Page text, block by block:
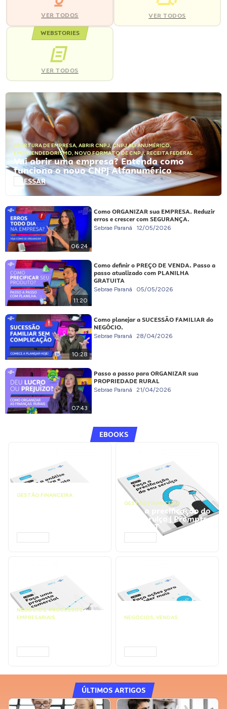
VER TODOS VER TODOS
WEBSTORIES
VER TODOS
ABERTURA DE EMPRESA, ABRIR CNPJ,CNPJ ALFANUMÉRICO,
EMPREENDEDORISMO, NOVO FORMATO DE CNPJ,RECEITA FEDERAL
Vai abrir uma empresa? Entenda como
funciona o novo CNPJ Alfanumérico
ACESSAR
06:24
Como ORGANIZAR sua EMPRESA. Reduzir
erros e crescer com SEGURANÇA.
Sebrae Paraná 12/05/2026
11:20
Como definir o PREÇO DE VENDA. Passo a
passo atualizado com PLANILHA
GRATUITA
Sebrae Paraná 05/05/2026
10:28
Como planejar a SUCESSÃO FAMILIAR do
NEGÓCIO.
Sebrae Paraná 28/04/2026
07:43
Passo a passo para ORGANIZAR sua
PROPRIEDADE RURAL
Sebrae Paraná 21/04/2026
EBOOKS
GESTÃO FINANCEIRA
GESTÃO FINANCEIRA
Faça a precificação do
seu serviço | Prompts
ChatGPT
NEGÓCIOS, PROCESSOS
EMPRESARIAIS
NEGÓCIOS, VENDAS
ÚLTIMOS ARTIGOS